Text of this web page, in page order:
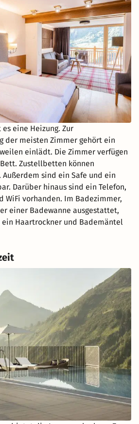
eine Heizung. Zur
der meisten Zimmer gehört ein
einlädt. Die Zimmer verfügen
Zustellbetten können
sind ein Safe und ein
Darüber hinaus sind ein Telefon,
WiFi vorhanden. Im Badezimmer,
einer Badewanne ausgestattet,
ein Haartrockner und Bademäntel